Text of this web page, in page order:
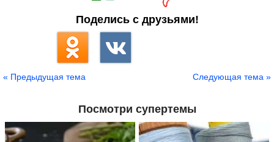
Поделись с друзьями!
« Предыдущая тема Следующая тема »
Посмотри супертемы